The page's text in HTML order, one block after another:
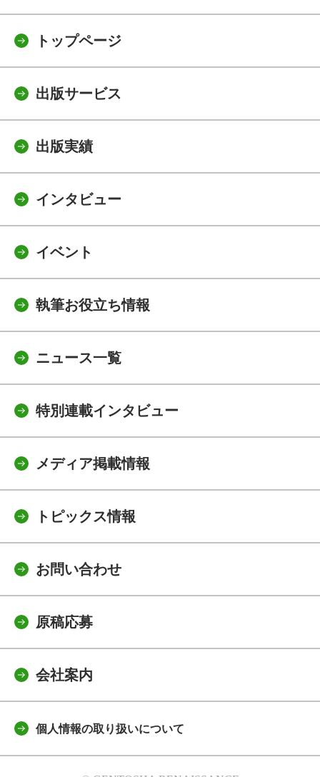
トップページ
出版サービス
出版実績
インタビュー
イベント
執筆お役立ち情報
ニュース一覧
特別連載インタビュー
メディア掲載情報
トピックス情報
お問い合わせ
原稿応募
会社案内
個人情報の取り扱いについて